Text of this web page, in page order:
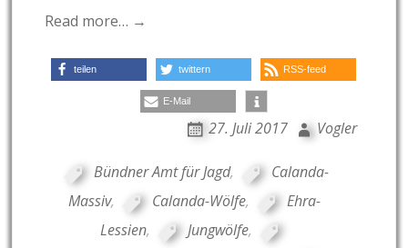
Read more… →
teilen twittern RSS-feed
E-Mail
27. Juli 2017 Vogler
Bündner Amt für Jagd,
Calanda-
Massiv, Calanda-Wölfe,
Ehra-
Lessien, Jungwölfe,